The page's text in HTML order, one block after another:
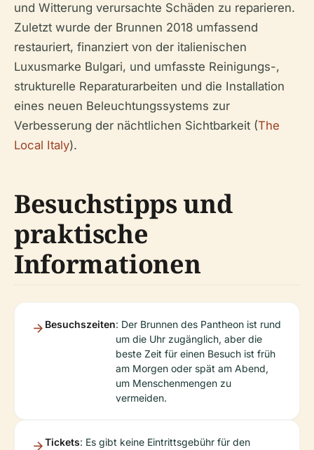
und Witterung verursachte Schäden zu reparieren.
Zuletzt wurde der Brunnen 2018 umfassend
restauriert, finanziert von der italienischen
Luxusmarke Bulgari, und umfasste Reinigungs-,
strukturelle Reparaturarbeiten und die Installation
eines neuen Beleuchtungssystems zur
Verbesserung der nächtlichen Sichtbarkeit (The
Local Italy).
Besuchstipps und
praktische
Informationen
Besuchszeiten: Der Brunnen des Pantheon ist rund
um die Uhr zugänglich, aber die
beste Zeit für einen Besuch ist früh
am Morgen oder spät am Abend,
um Menschenmengen zu
vermeiden.
Tickets: Es gibt keine Eintrittsgebühr für den